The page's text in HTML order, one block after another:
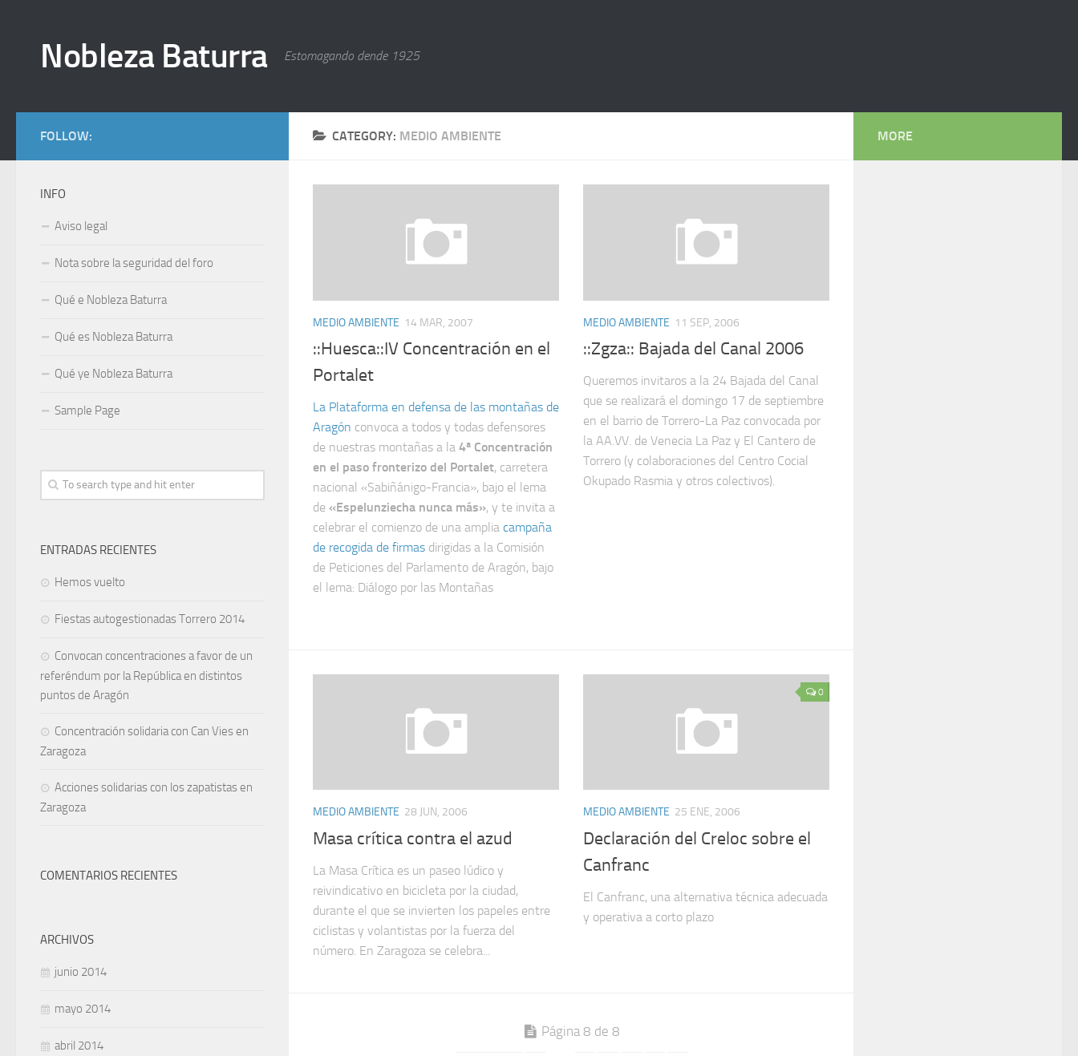
Nobleza Baturra Estomagando dende 1925
CATEGORY: MEDIO AMBIENTE
MEDIO AMBIENTE 14 MAR, 2007
::Huesca::IV Concentración en el
Portalet
La Plataforma en defensa de las montañas de
Aragón convoca a todos y todas defensores
de nuestras montañas a la 4ª Concentración
en el paso fronterizo del Portalet, carretera
nacional «Sabiñánigo-Francia», bajo el lema
de «Espelunziecha nunca más», y te invita a
celebrar el comienzo de una amplia campaña
de recogida de firmas dirigidas a la Comisión
de Peticiones del Parlamento de Aragón, bajo
el lema: Diálogo por las Montañas
MEDIO AMBIENTE 11 SEP, 2006
::Zgza:: Bajada del Canal 2006
Queremos invitaros a la 24 Bajada del Canal
que se realizará el domingo 17 de septiembre
en el barrio de Torrero-La Paz convocada por
la AA.VV. de Venecia La Paz y El Cantero de
Torrero (y colaboraciones del Centro Cocial
Okupado Rasmia y otros colectivos).
MEDIO AMBIENTE 28 JUN, 2006
Masa crítica contra el azud
La Masa Crítica es un paseo lúdico y
reivindicativo en bicicleta por la ciudad,
durante el que se invierten los papeles entre
ciclistas y volantistas por la fuerza del
número. En Zaragoza se celebra...
0
MEDIO AMBIENTE 25 ENE, 2006
Declaración del Creloc sobre el
Canfranc
El Canfranc, una alternativa técnica adecuada
y operativa a corto plazo
Página 8 de 8
FOLLOW:
INFO
Aviso legal
Nota sobre la seguridad del foro
Qué e Nobleza Baturra
Qué es Nobleza Baturra
Qué ye Nobleza Baturra
Sample Page
ENTRADAS RECIENTES
Hemos vuelto
Fiestas autogestionadas Torrero 2014
Convocan concentraciones a favor de un
referéndum por la República en distintos
puntos de Aragón
Concentración solidaria con Can Vies en
Zaragoza
Acciones solidarias con los zapatistas en
Zaragoza
COMENTARIOS RECIENTES
ARCHIVOS
junio 2014
mayo 2014
abril 2014
MORE